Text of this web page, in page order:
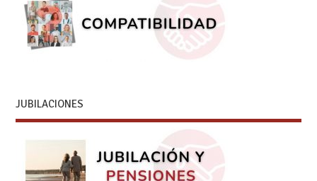
JUBILACIONES